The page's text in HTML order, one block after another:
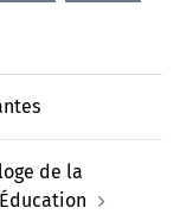
de la